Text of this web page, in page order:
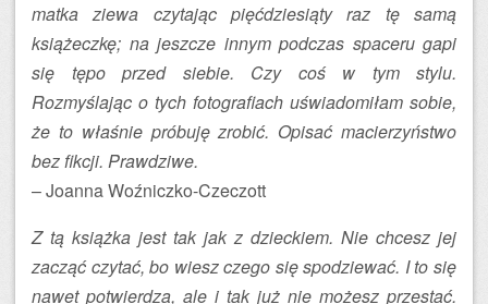
matka ziewa czytając pięćdziesiąty raz tę samą
książeczkę; na jeszcze innym podczas spaceru gapi
się tępo przed siebie. Czy coś w tym stylu.
Rozmyślając o tych fotografiach uświadomiłam sobie,
że to właśnie próbuję zrobić. Opisać macierzyństwo
bez fikcji. Prawdziwe.
– Joanna Woźniczko-Czeczott
Z tą książka jest tak jak z dzieckiem. Nie chcesz jej
zacząć czytać, bo wiesz czego się spodziewać. I to się
nawet potwierdza, ale i tak już nie możesz przestać.